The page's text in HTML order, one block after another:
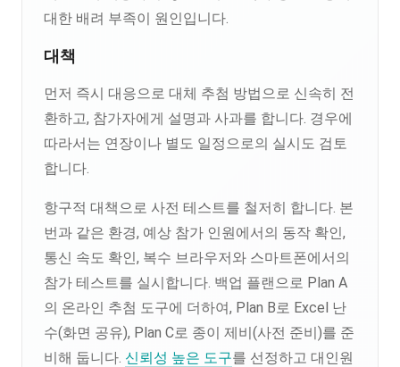
대한 배려 부족이 원인입니다.
대책
먼저 즉시 대응으로 대체 추첨 방법으로 신속히 전
환하고, 참가자에게 설명과 사과를 합니다. 경우에
따라서는 연장이나 별도 일정으로의 실시도 검토
합니다.
항구적 대책으로 사전 테스트를 철저히 합니다. 본
번과 같은 환경, 예상 참가 인원에서의 동작 확인,
통신 속도 확인, 복수 브라우저와 스마트폰에서의
참가 테스트를 실시합니다. 백업 플랜으로 Plan A
의 온라인 추첨 도구에 더하여, Plan B로 Excel 난
수(화면 공유), Plan C로 종이 제비(사전 준비)를 준
비해 둡니다. 신뢰성 높은 도구를 선정하고 대인원